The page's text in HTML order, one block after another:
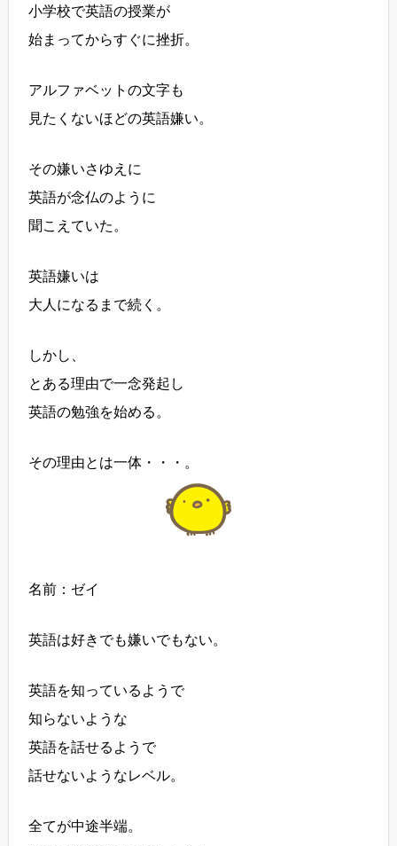
小学校で英語の授業が
始まってからすぐに挫折。
アルファベットの文字も
見たくないほどの英語嫌い。
その嫌いさゆえに
英語が念仏のように
聞こえていた。
英語嫌いは
大人になるまで続く。
しかし、
とある理由で一念発起し
英語の勉強を始める。
その理由とは一体・・・。
名前：ゼイ
英語は好きでも嫌いでもない。
英語を知っているようで
知らないような
英語を話せるようで
話せないようなレベル。
全てが中途半端。